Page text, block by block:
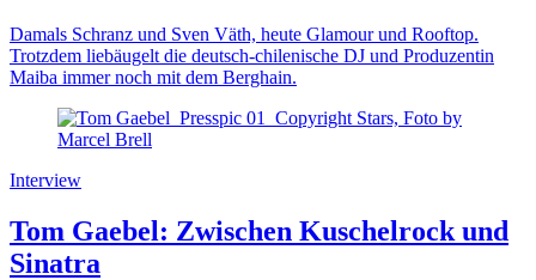
Damals Schranz und Sven Väth, heute Glamour und Rooftop.
Trotzdem liebäugelt die deutsch-chilenische DJ und Produzentin
Maiba immer noch mit dem Berghain.
Interview
Tom Gaebel: Zwischen Kuschelrock und
Sinatra